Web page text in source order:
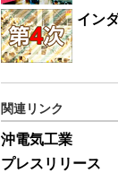
イン
関連リンク
沖電気工業
プレスリリース